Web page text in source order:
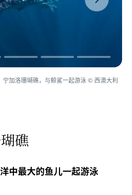
宁加洛珊瑚礁，与鲸鲨一起游泳 © 西澳大利
礁
中最大的鱼儿一起游泳